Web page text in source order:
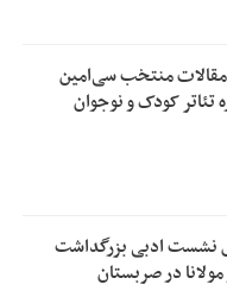
منتخب سی‌امین
تئاتر کودک و نوجوان
نشست ادبی بزرگداشت
در صربستان